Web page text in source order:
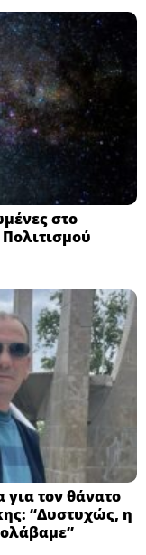
στο
τον θάνατο
“Δυστυχώς, η